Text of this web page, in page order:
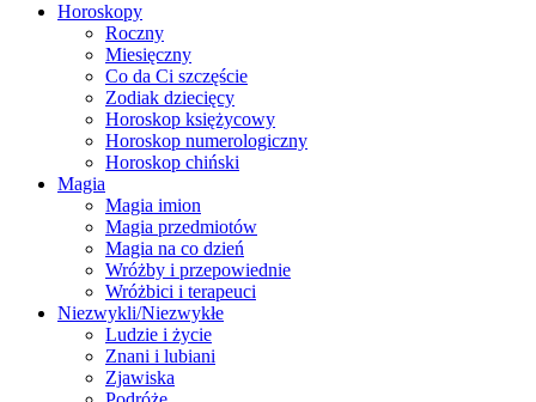
Horoskopy
Roczny
Miesięczny
Co da Ci szczęście
Zodiak dziecięcy
Horoskop księżycowy
Horoskop numerologiczny
Horoskop chiński
Magia
Magia imion
Magia przedmiotów
Magia na co dzień
Wróżby i przepowiednie
Wróżbici i terapeuci
Niezwykli/Niezwykłe
Ludzie i życie
Znani i lubiani
Zjawiska